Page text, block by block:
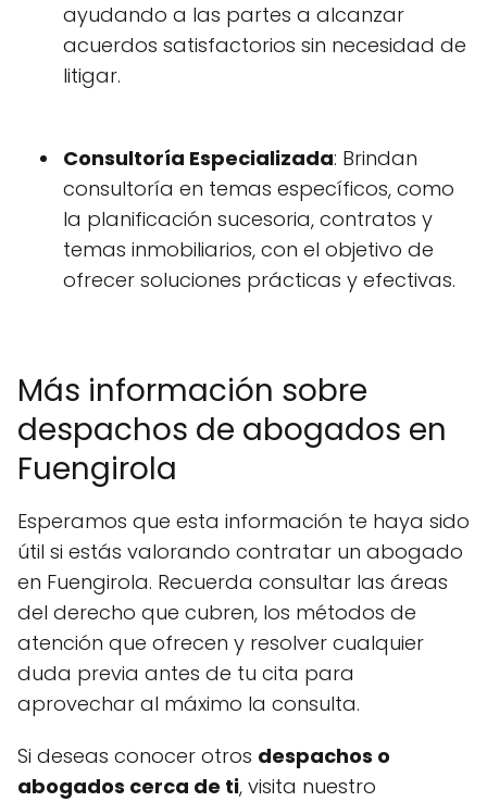
ayudando a las partes a alcanzar
acuerdos satisfactorios sin necesidad de
litigar.
Consultoría Especializada: Brindan
consultoría en temas específicos, como
la planificación sucesoria, contratos y
temas inmobiliarios, con el objetivo de
ofrecer soluciones prácticas y efectivas.
Más información sobre
despachos de abogados en
Fuengirola
Esperamos que esta información te haya sido
útil si estás valorando contratar un abogado
en Fuengirola. Recuerda consultar las áreas
del derecho que cubren, los métodos de
atención que ofrecen y resolver cualquier
duda previa antes de tu cita para
aprovechar al máximo la consulta.
Si deseas conocer otros despachos o
abogados cerca de ti, visita nuestro